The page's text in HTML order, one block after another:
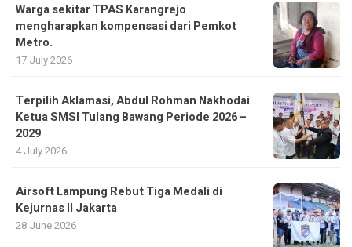
Warga sekitar TPAS Karangrejo
mengharapkan kompensasi dari Pemkot
Metro.
17 July 2026
Terpilih Aklamasi, Abdul Rohman Nakhodai
Ketua SMSI Tulang Bawang Periode 2026 –
2029
4 July 2026
Airsoft Lampung Rebut Tiga Medali di
Kejurnas II Jakarta
28 June 2026